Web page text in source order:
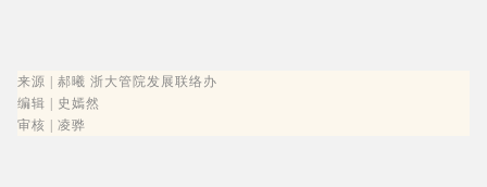
来源 | 郝曦 浙大管院发展联络办
编辑 | 史嫣然
审核 | 凌骅